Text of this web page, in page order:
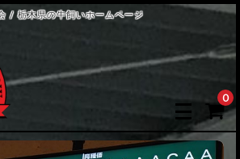
/ 栃木県の牛飼いホームページ
0